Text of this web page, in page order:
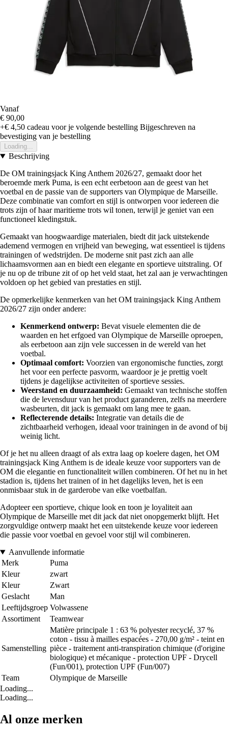
Vanaf
€ 90,00
+€ 4,50 cadeau voor je volgende bestelling Bijgeschreven na
bevestiging van je bestelling
Loading...
Beschrijving
De OM trainingsjack King Anthem 2026/27, gemaakt door het
beroemde merk Puma, is een echt eerbetoon aan de geest van het
voetbal en de passie van de supporters van Olympique de Marseille.
Deze combinatie van comfort en stijl is ontworpen voor iedereen die
trots zijn of haar maritieme trots wil tonen, terwijl je geniet van een
functioneel kledingstuk.
Gemaakt van hoogwaardige materialen, biedt dit jack uitstekende
ademend vermogen en vrijheid van beweging, wat essentieel is tijdens
trainingen of wedstrijden. De moderne snit past zich aan alle
lichaamsvormen aan en biedt een elegante en sportieve uitstraling. Of
je nu op de tribune zit of op het veld staat, het zal aan je verwachtingen
voldoen op het gebied van prestaties en stijl.
De opmerkelijke kenmerken van het OM trainingsjack King Anthem
2026/27 zijn onder andere:
Kenmerkend ontwerp: Bevat visuele elementen die de
waarden en het erfgoed van Olympique de Marseille oproepen,
als eerbetoon aan zijn vele successen in de wereld van het
voetbal.
Optimaal comfort: Voorzien van ergonomische functies, zorgt
het voor een perfecte pasvorm, waardoor je je prettig voelt
tijdens je dagelijkse activiteiten of sportieve sessies.
Weerstand en duurzaamheid: Gemaakt van technische stoffen
die de levensduur van het product garanderen, zelfs na meerdere
wasbeurten, dit jack is gemaakt om lang mee te gaan.
Reflecterende details: Integratie van details die de
zichtbaarheid verhogen, ideaal voor trainingen in de avond of bij
weinig licht.
Of je het nu alleen draagt of als extra laag op koelere dagen, het OM
trainingsjack King Anthem is de ideale keuze voor supporters van de
OM die elegantie en functionaliteit willen combineren. Of het nu in het
stadion is, tijdens het trainen of in het dagelijks leven, het is een
onmisbaar stuk in de garderobe van elke voetbalfan.
Adopteer een sportieve, chique look en toon je loyaliteit aan
Olympique de Marseille met dit jack dat niet onopgemerkt blijft. Het
zorgvuldige ontwerp maakt het een uitstekende keuze voor iedereen
die passie voor voetbal en gevoel voor stijl wil combineren.
Aanvullende informatie
Merk
Puma
Kleur
zwart
Kleur
Zwart
Geslacht
Man
Leeftijdsgroep Volwassene
Assortiment
Teamwear
Samenstelling
Matière principale 1 : 63 % polyester recyclé, 37 %
coton - tissu à mailles espacées - 270,00 g/m² - teint en
pièce - traitement anti-transpiration chimique (d'origine
biologique) et mécanique - protection UPF - Drycell
(Fun/001), protection UPF (Fun/007)
Team
Olympique de Marseille
Loading...
Loading...
Al onze merken